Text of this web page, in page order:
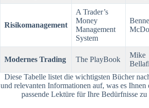
Risikomanagement
A Trader’s
Money
Management
System
Modernes Trading The PlayBook
Mike
Diese Tabelle listet die wichtigsten Bücher
und relevanten Informationen auf, was es Ihnen
passende Lektüre für Ihre Bedürfnisse